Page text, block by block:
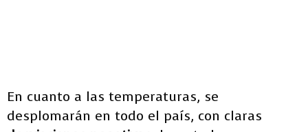
En cuanto a las temperaturas, se
desplomarán en todo el país, con claras